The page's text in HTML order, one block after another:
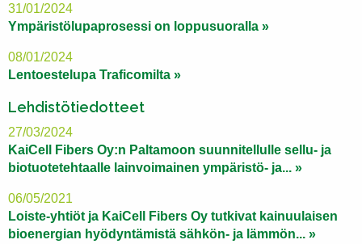
31/01/2024
Ympäristölupaprosessi on loppusuoralla »
08/01/2024
Lentoestelupa Traficomilta »
Lehdistötiedotteet
27/03/2024
KaiCell Fibers Oy:n Paltamoon suunnitellulle sellu- ja
biotuotetehtaalle lainvoimainen ympäristö- ja... »
06/05/2021
Loiste-yhtiöt ja KaiCell Fibers Oy tutkivat kainuulaisen
bioenergian hyödyntämistä sähkön- ja lämmön... »